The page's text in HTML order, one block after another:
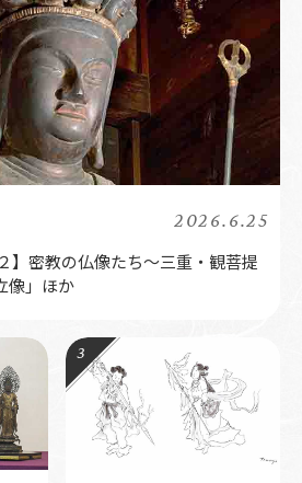
2026.6.25
】密教の仏像たち～三重・観菩提
像」ほか